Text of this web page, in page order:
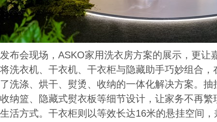
发布会现场，ASKO家用洗衣房方案的展示，更
将洗衣机、干衣机、干衣柜与隐藏助手巧妙组合
了洗涤、烘干、熨烫、收纳的一体化解决方案。
收纳篮、隐藏式熨衣板等细节设计，让家务不再
生活方式。干衣柜则以等效长达16米的悬挂空间